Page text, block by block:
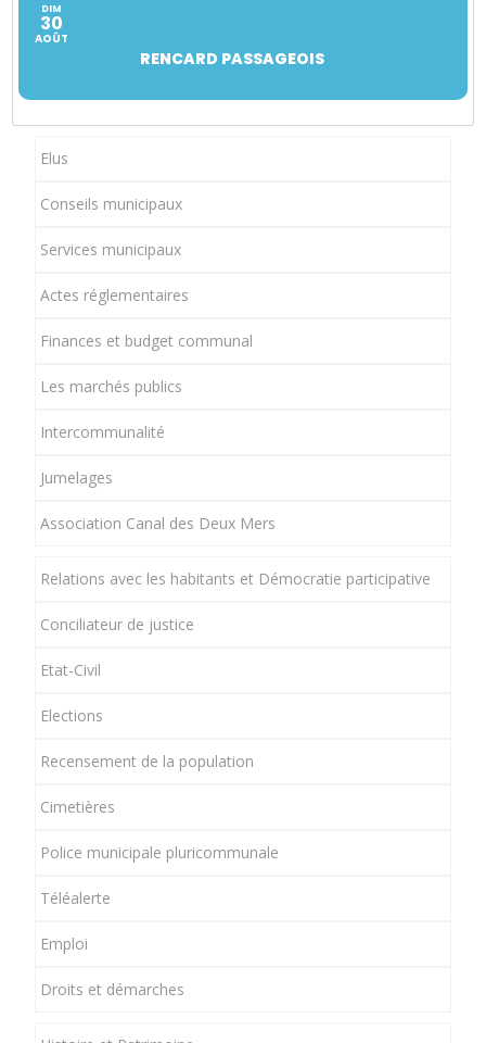
DIM
30
AOÛT
RENCARD PASSAGEOIS
Elus
Conseils municipaux
Services municipaux
Actes réglementaires
Finances et budget communal
Les marchés publics
Intercommunalité
Jumelages
Association Canal des Deux Mers
Relations avec les habitants et Démocratie participative
Conciliateur de justice
Etat-Civil
Elections
Recensement de la population
Cimetières
Police municipale pluricommunale
Téléalerte
Emploi
Droits et démarches